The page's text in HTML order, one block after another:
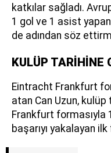
katkılar sağladı.
1 gol ve 1 asist
de adından söz
KULÜP TARİHİNE
Eintracht Frankfurt
atan Can Uzun,
Frankfurt formasıyla
başarıyı yakalayan